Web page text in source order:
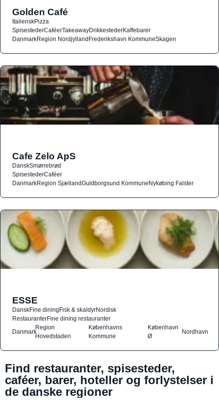
Golden Café
ItalienskPizza
SpisestederCaféerTakeawayDrikkestederKaffebarer
DanmarkRegion NordjyllandFrederikshavn KommuneSkagen
Cafe Zelo ApS
DanskSmørrebrød
SpisestederCaféer
DanmarkRegion SjællandGuldborgsund KommuneNykøbing Falster
ESSE
DanskFine diningFisk & skaldyrNordisk
RestauranterFine dining restauranter
Danmark
Region
Hovedstaden
Københavns
Kommune
København
Ø
Nordhavn
Find restauranter, spisesteder,
caféer, barer, hoteller og forlystelser i
de danske regioner